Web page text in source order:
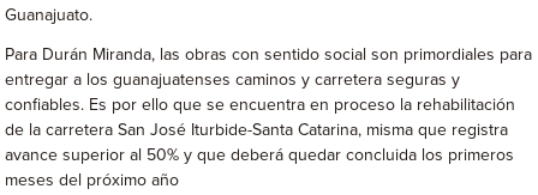
Guanajuato.
Para Durán Miranda, las obras con sentido social son primordiales para
entregar a los guanajuatenses caminos y carretera seguras y
confiables. Es por ello que se encuentra en proceso la rehabilitación
de la carretera San José Iturbide-Santa Catarina, misma que registra
avance superior al 50% y que deberá quedar concluida los primeros
meses del próximo año